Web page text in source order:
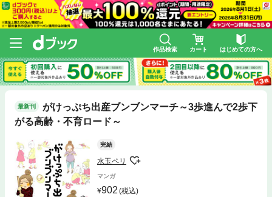
作品検索 カート はじめての方へ
最新刊
がけっぷち出産ブンブンマーチ～3歩進んで2歩下
がる高齢・不育ロード～
完結
水玉ペリ
マンガ
902 (税込)